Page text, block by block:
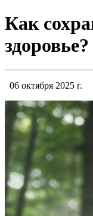
Как
здоровье?
06 октября 2025 г.